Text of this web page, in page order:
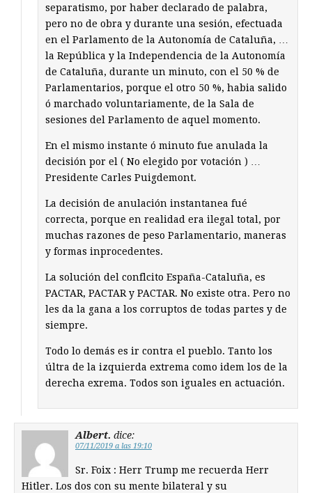
separatismo, por haber declarado de palabra,
pero no de obra y durante una sesión, efectuada
en el Parlamento de la Autonomía de Cataluña, …
la República y la Independencia de la Autonomía
de Cataluña, durante un minuto, con el 50 % de
Parlamentarios, porque el otro 50 %, habia salido
ó marchado voluntariamente, de la Sala de
sesiones del Parlamento de aquel momento.
En el mismo instante ó minuto fue anulada la
decisión por el ( No elegido por votación ) …
Presidente Carles Puigdemont.
La decisión de anulación instantanea fué
correcta, porque en realidad era ilegal total, por
muchas razones de peso Parlamentario, maneras
y formas inprocedentes.
La solución del conflcito España-Cataluña, es
PACTAR, PACTAR y PACTAR. No existe otra. Pero no
les da la gana a los corruptos de todas partes y de
siempre.
Todo lo demás es ir contra el pueblo. Tanto los
últra de la izquierda extrema como idem los de la
derecha exrema. Todos son iguales en actuación.
Albert. dice:
07/11/2019 a las 19:10
Sr. Foix : Herr Trump me recuerda Herr
Hitler. Los dos con su mente bilateral y su